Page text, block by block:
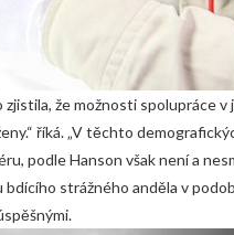
že možnosti spolupráce
říká. „V těchto
podle Hanson však není a
strážného anděla v